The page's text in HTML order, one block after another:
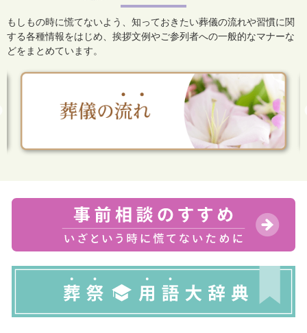
もしもの時に慌てないよう、知っておきたい葬儀の流れや習慣に関
する各種情報をはじめ、 挨拶文例やご参列者への一般的なマナーな
どをまとめています。